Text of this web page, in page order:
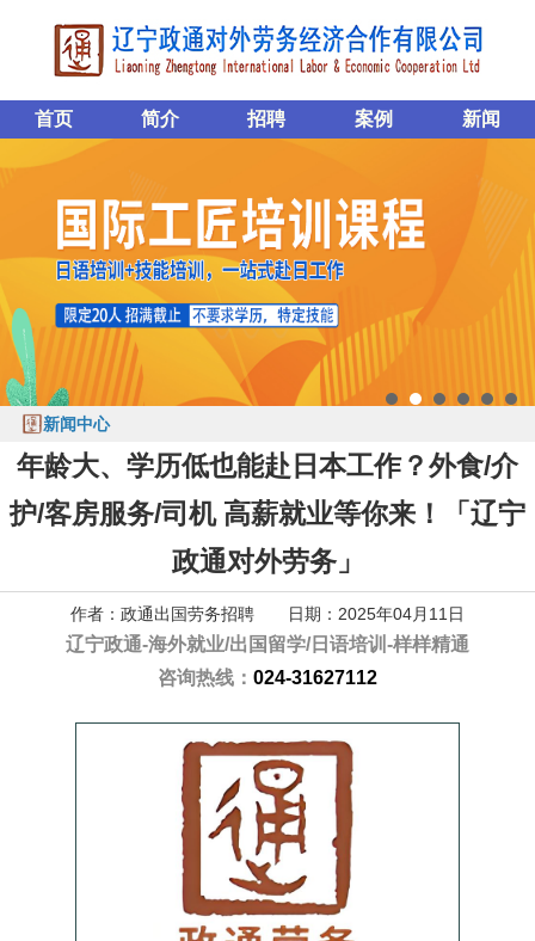
首页 简介 招聘 案例 新闻
新闻中心
年龄大、学历低也能赴日本工作？外食/介
护/客房服务/司机 高薪就业等你来！「辽宁
政通对外劳务」
作者：政通出国劳务招聘 日期：2025年04月11日
辽宁政通-海外就业/出国留学/日语培训-样样精通
咨询热线： 024-31627112